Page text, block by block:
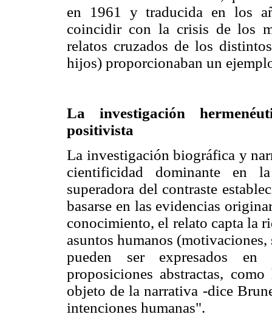
en 1961 y traducida en los
coincidir con la crisis de los
relatos cruzados de los
hijos) proporcionaban un
La investigación
positivista
La investigación biográfica y
cientificidad dominante en
superadora del contraste
basarse en las evidencias
conocimiento, el relato capta la
asuntos humanos
pueden ser expresados en
proposiciones abstractas,
objeto de la narrativa -dice
intenciones humanas".